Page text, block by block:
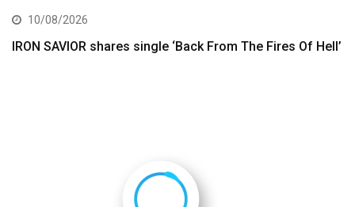
10/08/2026
IRON SAVIOR shares single ‘Back From The Fires Of Hell’